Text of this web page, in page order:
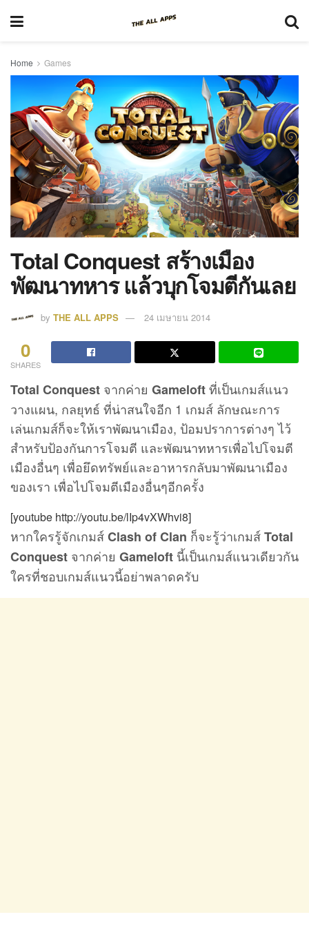
Home Games
Total Conquest สร้างเมือง
พัฒนาทหาร แล้วบุกโจมตีกันเลย
by THE ALL APPS 24 เมษายน 2014
0
SHARES
Total Conquest จากค่าย Gameloftที่เป็นเกมส์แนว
วางแผน, กลยุทธ์ ที่น่าสนใจอีก 1 เกมส์ ลักษณะการ
เล่นเกมส์ก็จะให้เราพัฒนาเมือง, ป้อมปราการต่างๆ ไว้
สำหรับป้องกันการโจมตี และพัฒนาทหารเพื่อไปโจมตี
เมืองอื่นๆ เพื่อยึดทรัพย์และอาหารกลับมาพัฒนาเมือง
ของเรา เพื่อไปโจมตีเมืองอื่นๆอีกครั้ง
[youtube http://youtu.be/lIp4vXWhvi8]
หากใครรู้จักเกมส์Clash of Clan ก็จะรู้ว่าเกมส์Total
Conquest จากค่าย Gameloft นี้เป็นเกมส์แนวเดียวกัน
ใครที่ชอบเกมส์แนวนี้อย่าพลาดครับ